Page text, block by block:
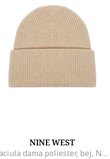
NINE WEST
Caciula dama poliester, bej, NOSIZE